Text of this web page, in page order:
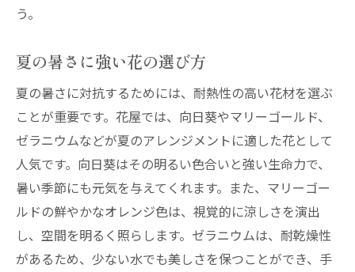
う。
夏の暑さに強い花の選び方
夏の暑さに対抗するためには、耐熱性の高い花材を選ぶ
ことが重要です。花屋では、向日葵やマリーゴールド、
ゼラニウムなどが夏のアレンジメントに適した花として
人気です。向日葵はその明るい色合いと強い生命力で、
暑い季節にも元気を与えてくれます。また、マリーゴー
ルドの鮮やかなオレンジ色は、視覚的に涼しさを演出
し、空間を明るく照らします。ゼラニウムは、耐乾燥性
があるため、少ない水でも美しさを保つことができ、手